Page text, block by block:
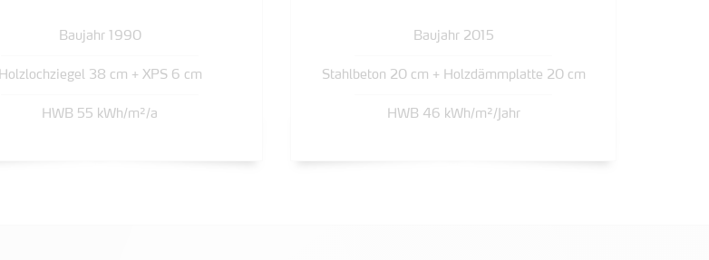
Baujahr 1990
Holzlochziegel 38 cm + XPS 6 cm
HWB 55 kWh/m²/a
Baujahr 2015
Stahlbeton 20 cm + Holzdämmplatte 20 cm
HWB 46 kWh/m²/Jahr